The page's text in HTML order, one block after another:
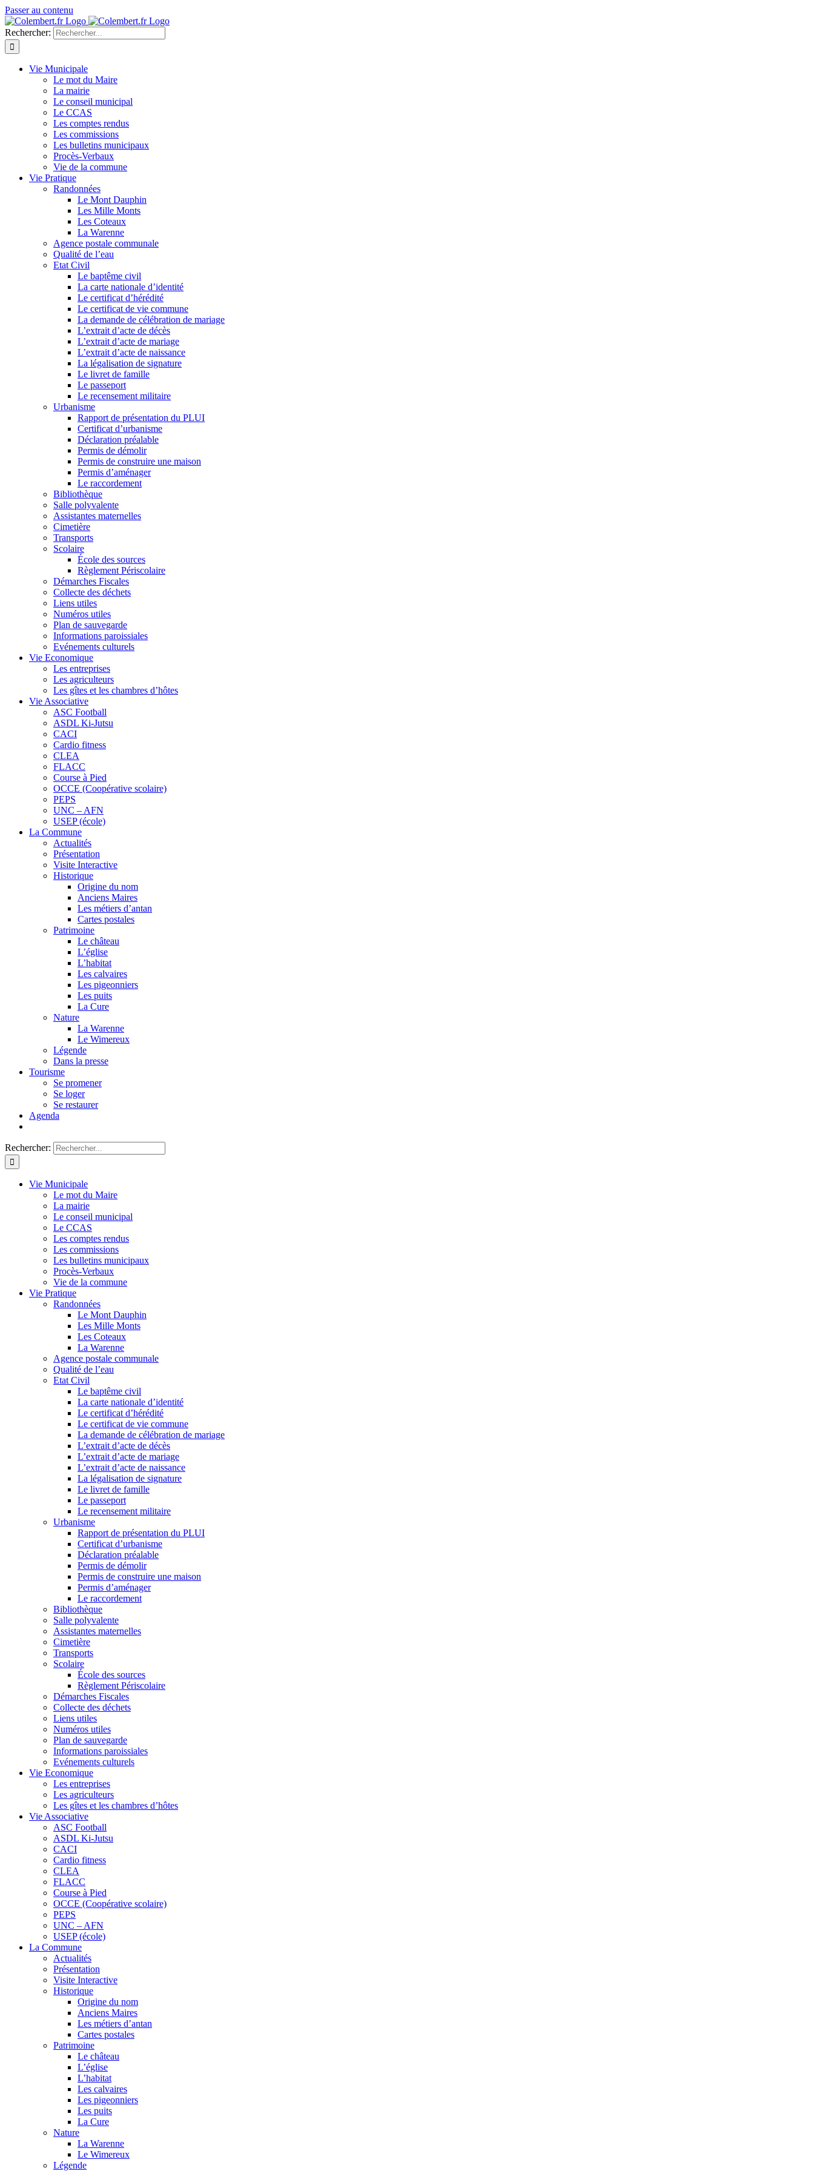
Passer au contenu
Rechercher:
Vie Municipale
Le mot du Maire
La mairie
Le conseil municipal
Le CCAS
Les comptes rendus
Les commissions
Les bulletins municipaux
Procès-Verbaux
Vie de la commune
Vie Pratique
Randonnées
Le Mont Dauphin
Les Mille Monts
Les Coteaux
La Warenne
Agence postale communale
Qualité de l’eau
Etat Civil
Le baptême civil
La carte nationale d’identité
Le certificat d’hérédité
Le certificat de vie commune
La demande de célébration de mariage
L’extrait d’acte de décès
L’extrait d’acte de mariage
L’extrait d’acte de naissance
La légalisation de signature
Le livret de famille
Le passeport
Le recensement militaire
Urbanisme
Rapport de présentation du PLUI
Certificat d’urbanisme
Déclaration préalable
Permis de démolir
Permis de construire une maison
Permis d’aménager
Le raccordement
Bibliothèque
Salle polyvalente
Assistantes maternelles
Cimetière
Transports
Scolaire
École des sources
Règlement Périscolaire
Démarches Fiscales
Collecte des déchets
Liens utiles
Numéros utiles
Plan de sauvegarde
Informations paroissiales
Evénements culturels
Vie Economique
Les entreprises
Les agriculteurs
Les gîtes et les chambres d’hôtes
Vie Associative
ASC Football
ASDL Ki-Jutsu
CACI
Cardio fitness
CLEA
FLACC
Course à Pied
OCCE (Coopérative scolaire)
PEPS
UNC – AFN
USEP (école)
La Commune
Actualités
Présentation
Visite Interactive
Historique
Origine du nom
Anciens Maires
Les métiers d’antan
Cartes postales
Patrimoine
Le château
L’église
L’habitat
Les calvaires
Les pigeonniers
Les puits
La Cure
Nature
La Warenne
Le Wimereux
Légende
Dans la presse
Tourisme
Se promener
Se loger
Se restaurer
Agenda
Rechercher:
Vie Municipale
Le mot du Maire
La mairie
Le conseil municipal
Le CCAS
Les comptes rendus
Les commissions
Les bulletins municipaux
Procès-Verbaux
Vie de la commune
Vie Pratique
Randonnées
Le Mont Dauphin
Les Mille Monts
Les Coteaux
La Warenne
Agence postale communale
Qualité de l’eau
Etat Civil
Le baptême civil
La carte nationale d’identité
Le certificat d’hérédité
Le certificat de vie commune
La demande de célébration de mariage
L’extrait d’acte de décès
L’extrait d’acte de mariage
L’extrait d’acte de naissance
La légalisation de signature
Le livret de famille
Le passeport
Le recensement militaire
Urbanisme
Rapport de présentation du PLUI
Certificat d’urbanisme
Déclaration préalable
Permis de démolir
Permis de construire une maison
Permis d’aménager
Le raccordement
Bibliothèque
Salle polyvalente
Assistantes maternelles
Cimetière
Transports
Scolaire
École des sources
Règlement Périscolaire
Démarches Fiscales
Collecte des déchets
Liens utiles
Numéros utiles
Plan de sauvegarde
Informations paroissiales
Evénements culturels
Vie Economique
Les entreprises
Les agriculteurs
Les gîtes et les chambres d’hôtes
Vie Associative
ASC Football
ASDL Ki-Jutsu
CACI
Cardio fitness
CLEA
FLACC
Course à Pied
OCCE (Coopérative scolaire)
PEPS
UNC – AFN
USEP (école)
La Commune
Actualités
Présentation
Visite Interactive
Historique
Origine du nom
Anciens Maires
Les métiers d’antan
Cartes postales
Patrimoine
Le château
L’église
L’habitat
Les calvaires
Les pigeonniers
Les puits
La Cure
Nature
La Warenne
Le Wimereux
Légende